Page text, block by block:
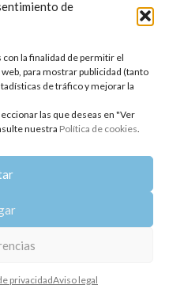
de
la finalidad de permitir el
para mostrar publicidad (tanto
de tráfico y mejorar la
las que deseas en "Ver
nuestra Política de cookies.
privacidadAviso legal
Oshadhi España
reservados.
| Política de cookies